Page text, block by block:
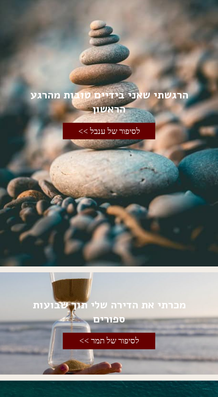
הרגשתי שאני בידיים טובות מהרגע
הראשון
לסיפור של ענבל >>
מכרתי את הדירה שלי תוך שבועות
ספורים
לסיפור של תמר >>